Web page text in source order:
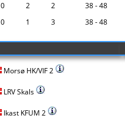
0 2 2 38 - 48
0 1 3 38 - 48
Morsø HK/VIF 2
LRV Skals
Ikast KFUM 2